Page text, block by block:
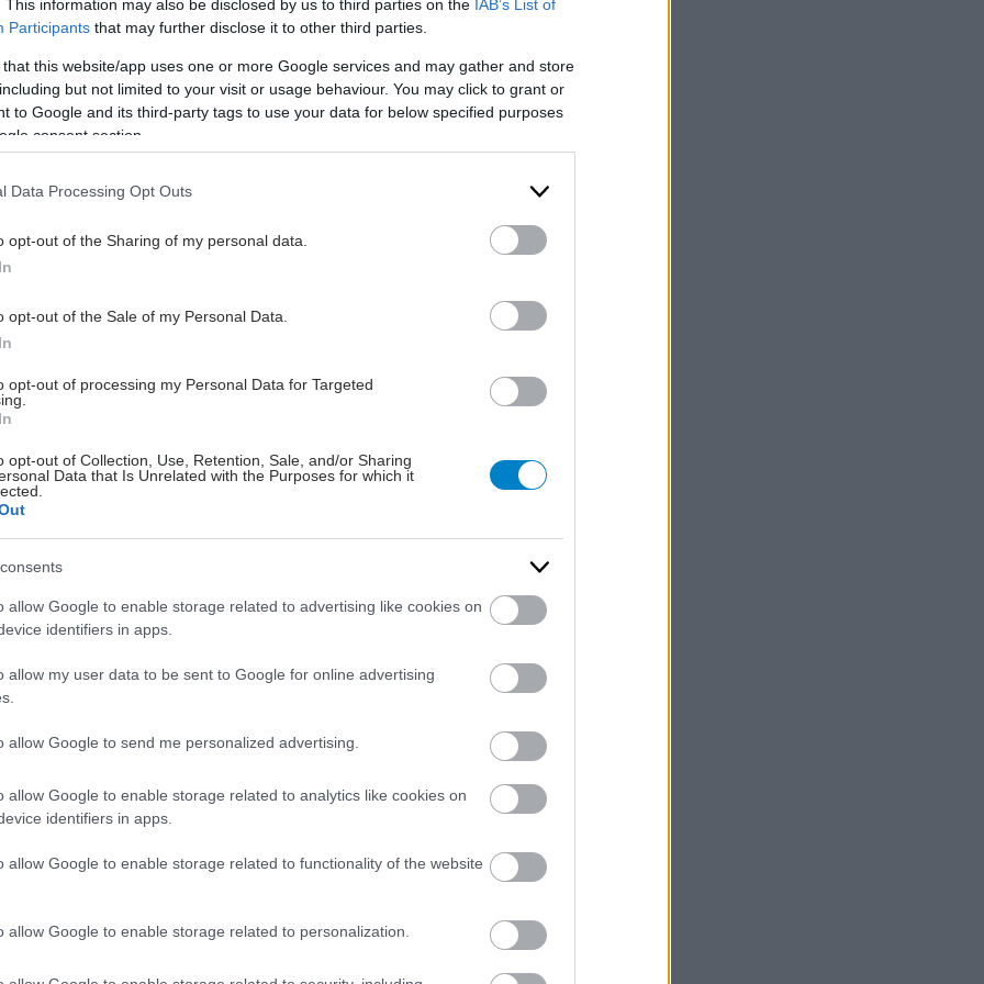
This information may also be disclosed by us to third parties on the IAB’s List of
Participants that may further disclose it to other third parties.
that this website/app uses one or more Google services and may gather and store
but not limited to your visit or usage behaviour. You may click to grant or
to Google and its third-party tags to use your data for below specified purposes
consent section.
Data Processing Opt Outs
opt-out of the Sharing of my personal data.
opt-out of the Sale of my Personal Data.
opt-out of processing my Personal Data for Targeted
opt-out of Collection, Use, Retention, Sale, and/or Sharing
Data that Is Unrelated with the Purposes for which it
allow Google to enable storage related to advertising like cookies on
identifiers in apps.
allow my user data to be sent to Google for online advertising
allow Google to send me personalized advertising.
allow Google to enable storage related to analytics like cookies on
identifiers in apps.
allow Google to enable storage related to functionality of the website
allow Google to enable storage related to personalization.
Ασθενών
Τι προβλέπεται σε απόφαση του
Άδωνι Γεωργιάδη.
Ασθενείς μιλούν για απορριπτικές
Σύλλογοι ασθενών
Εντονες αντιδράσεις για το 1 και τα 3
Tα κονδύλια της Ευρώπης
Τι ζητούν οι Σύλλογοι Ασθενών.
Τετάρτη, 20 Μαρτίου 2024, 10:35
Γιατί σύλλογος ασθενών
ετοιμάζεται να κάνει
Υγείας
Παρασκευή, 02 Φεβρουαρίου 2024, 11:20